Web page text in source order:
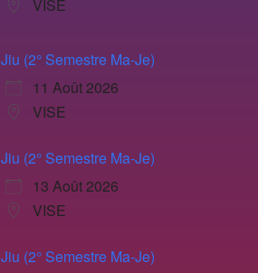
VISE
Jiu (2° Semestre Ma-Je)
11 Août 2026
VISE
Jiu (2° Semestre Ma-Je)
13 Août 2026
VISE
Jiu (2° Semestre Ma-Je)